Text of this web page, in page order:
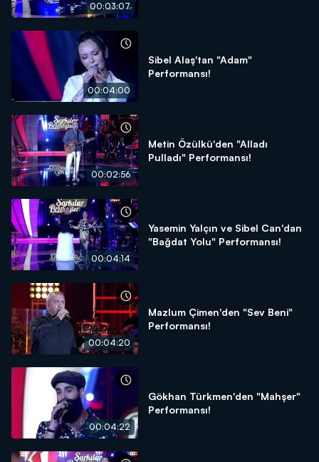
00:03:07
00:04:00
Sibel Alaş'tan "Adam"
Performansı!
00:02:56
Metin Özülkü'den "Alladı
Pulladı" Performansı!
00:04:14
Yasemin Yalçın ve Sibel Can'dan
"Bağdat Yolu" Performansı!
00:04:20
Mazlum Çimen'den "Sev Beni"
Performansı!
00:04:22
Gökhan Türkmen'den "Mahşer"
Performansı!